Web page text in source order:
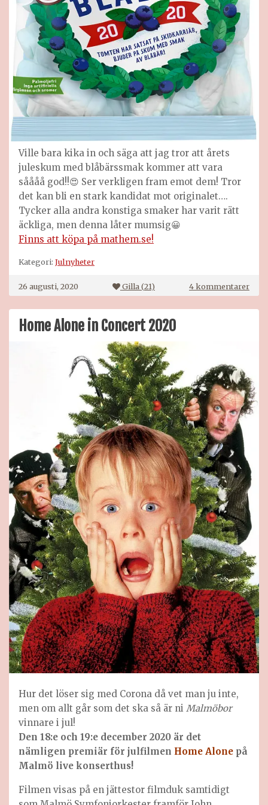
Ville bara kika in och säga att jag tror att årets
juleskum med blåbärssmak kommer att vara
såååå god!!😍 Ser verkligen fram emot dem! Tror
det kan bli en stark kandidat mot originalet….
Tycker alla andra konstiga smaker har varit rätt
äckliga, men denna låter mumsig😀
Finns att köpa på mathem.se!
Kategori: Julnyheter
26 augusti, 2020 Gilla (21) 4 kommentarertill
Home Alone in Concert 2020
Hur det löser sig med Corona då vet man ju inte,
men om allt går som det ska så är ni Malmöbor
vinnare i jul!
Den 18:e och 19:e december 2020 är det
nämligen premiär för julfilmen Home Alone på
Malmö live konserthus!
Filmen visas på en jättestor filmduk samtidigt